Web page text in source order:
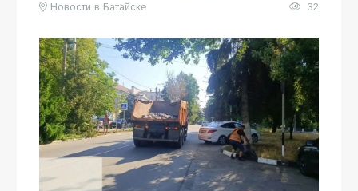
Новости в Батайске
32